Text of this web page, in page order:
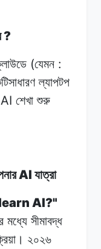
?
(যেমন :
ল্যাপটপ
AI শেখা শুরু
AI যাত্রা
AI?"
মধ্যে সীমাবদ্ধ
২০২৬